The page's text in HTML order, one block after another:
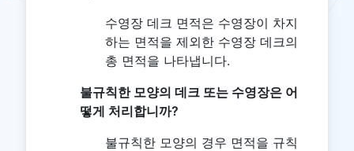
수영장 데크 면적은 수영장이 차지
하는 면적을 제외한 수영장 데크의
총 면적을 나타냅니다.
불규칙한 모양의 데크 또는 수영장은 어
떻게 처리합니까?
불규칙한 모양의 경우 면적을 규칙